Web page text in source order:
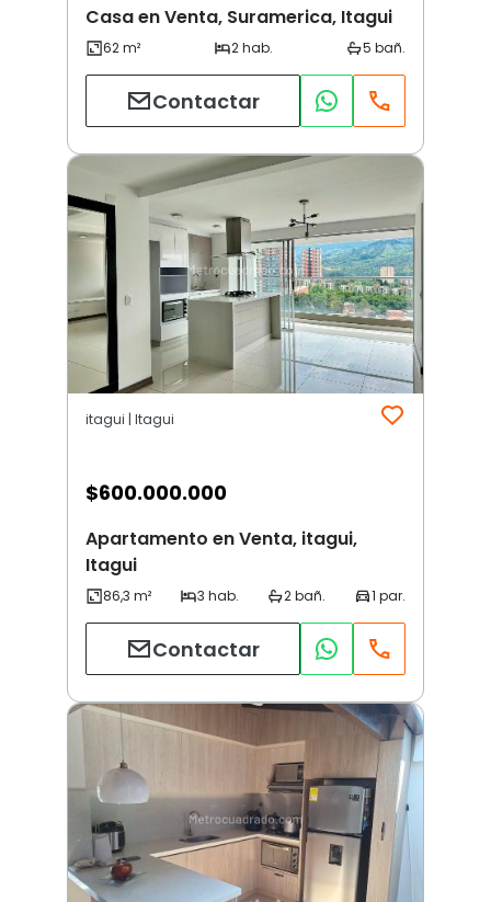
Casa en Venta, Suramerica, Itagui
Contactar
itagui | Itagui
$600.000.000
Apartamento en Venta, itagui,
Itagui
Contactar